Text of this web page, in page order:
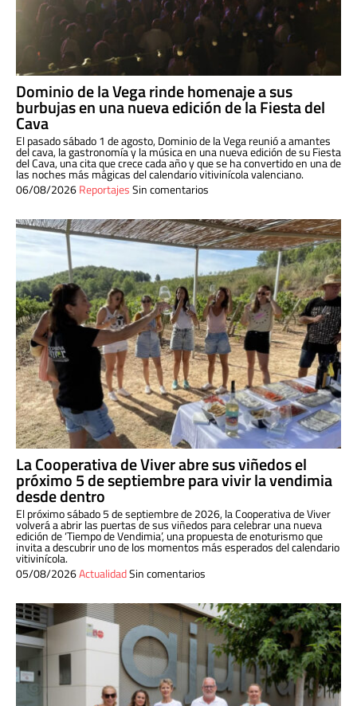
Dominio de la Vega rinde homenaje a sus
burbujas en una nueva edición de la Fiesta del
Cava
El pasado sábado 1 de agosto, Dominio de la Vega reunió a amantes
del cava, la gastronomía y la música en una nueva edición de su Fiesta
del Cava, una cita que crece cada año y que se ha convertido en una de
las noches más mágicas del calendario vitivinícola valenciano.
06/08/2026ReportajesSin comentarios
La Cooperativa de Viver abre sus viñedos el
próximo 5 de septiembre para vivir la vendimia
desde dentro
El próximo sábado 5 de septiembre de 2026, la Cooperativa de Viver
volverá a abrir las puertas de sus viñedos para celebrar una nueva
edición de ‘Tiempo de Vendimia’, una propuesta de enoturismo que
invita a descubrir uno de los momentos más esperados del calendario
vitivinícola.
05/08/2026ActualidadSin comentarios